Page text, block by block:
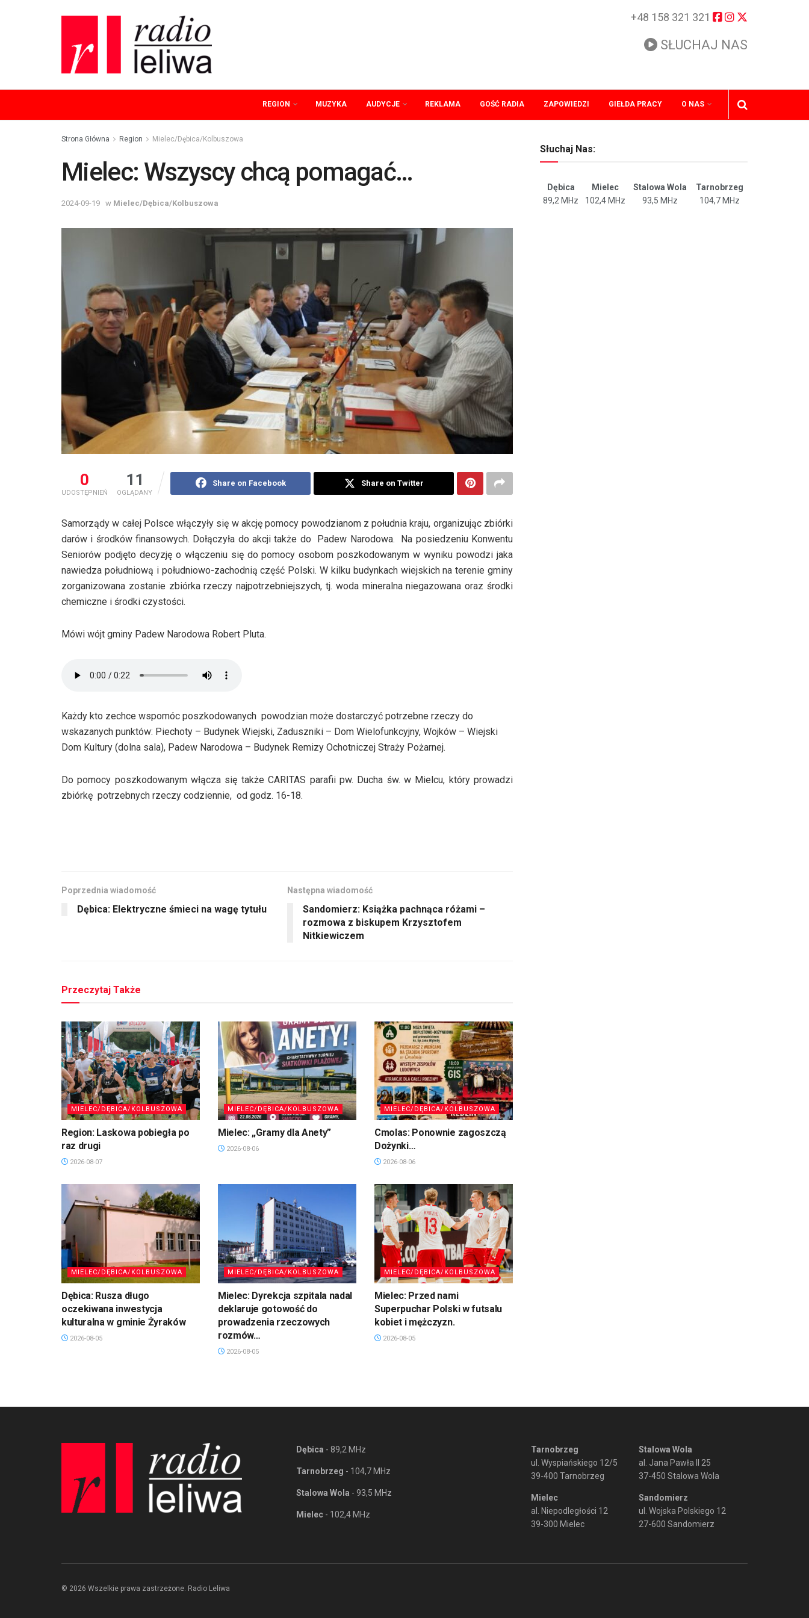
+48 158 321 321
SŁUCHAJ NAS
REGION MUZYKA AUDYCJE REKLAMA GOŚĆ RADIA ZAPOWIEDZI GIEŁDA PRACY O NAS
Strona Główna Region Mielec/Dębica/Kolbuszowa
Mielec: Wszyscy chcą pomagać…
2024-09-19 w Mielec/Dębica/Kolbuszowa
0
UDOSTĘPNIEŃ
11
OGLĄDANY
Share on Facebook Share on Twitter
Samorządy w całej Polsce włączyły się w akcję pomocy powodzianom z południa kraju, organizując zbiórki
darów i środków finansowych. Dołączyła do akcji także do Padew Narodowa. Na posiedzeniu Konwentu
Seniorów podjęto decyzję o włączeniu się do pomocy osobom poszkodowanym w wyniku powodzi jaka
nawiedza południową i południowo-zachodnią część Polski. W kilku budynkach wiejskich na terenie gminy
zorganizowana zostanie zbiórka rzeczy najpotrzebniejszych, tj. woda mineralna niegazowana oraz środki
chemiczne i środki czystości.
Mówi wójt gminy Padew Narodowa Robert Pluta.
Każdy kto zechce wspomóc poszkodowanych powodzian może dostarczyć potrzebne rzeczy do
wskazanych punktów: Piechoty – Budynek Wiejski, Zaduszniki – Dom Wielofunkcyjny, Wojków – Wiejski
Dom Kultury (dolna sala), Padew Narodowa – Budynek Remizy Ochotniczej Straży Pożarnej.
Do pomocy poszkodowanym włącza się także CARITAS parafii pw. Ducha św. w Mielcu, który prowadzi
zbiórkę potrzebnych rzeczy codziennie, od godz. 16-18.
Poprzednia wiadomość
Dębica: Elektryczne śmieci na wagę tytułu
Następna wiadomość
Sandomierz: Książka pachnąca różami –
rozmowa z biskupem Krzysztofem
Nitkiewiczem
Przeczytaj Także
MIELEC/DĘBICA/KOLBUSZOWA
Region: Laskowa pobiegła po
raz drugi
2026-08-07
MIELEC/DĘBICA/KOLBUSZOWA
Mielec: „Gramy dla Anety”
2026-08-06
MIELEC/DĘBICA/KOLBUSZOWA
Cmolas: Ponownie zagoszczą
Dożynki…
2026-08-06
MIELEC/DĘBICA/KOLBUSZOWA
Dębica: Rusza długo
oczekiwana inwestycja
kulturalna w gminie Żyraków
2026-08-05
MIELEC/DĘBICA/KOLBUSZOWA
Mielec: Dyrekcja szpitala nadal
deklaruje gotowość do
prowadzenia rzeczowych
rozmów…
2026-08-05
MIELEC/DĘBICA/KOLBUSZOWA
Mielec: Przed nami
Superpuchar Polski w futsalu
kobiet i mężczyzn.
2026-08-05
Słuchaj Nas:
Dębica Mielec Stalowa Wola
Tarnobrzeg
89,2 MHz
102,4 MHz 93,5 MHz 104,7 MHz
Dębica - 89,2 MHz
Tarnobrzeg - 104,7 MHz
Stalowa Wola - 93,5 MHz
Mielec - 102,4 MHz
Tarnobrzeg
ul. Wyspiańskiego 12/5
39-400 Tarnobrzeg
Mielec
al. Niepodległości 12
39-300 Mielec
Stalowa Wola
al. Jana Pawła II 25
37-450 Stalowa Wola
Sandomierz
ul. Wojska Polskiego 12
27-600 Sandomierz
© 2026 Wszelkie prawa zastrzeżone. Radio Leliwa